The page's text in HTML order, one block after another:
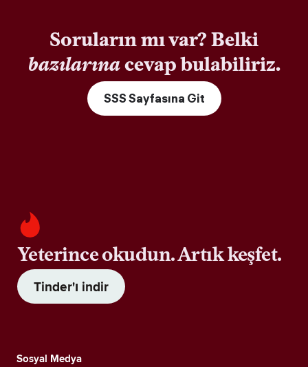
Soruların mı var? Belki
bazılarınacevap bulabiliriz.
SSS Sayfasına Git
Yeterince okudun. Artık keşfet.
Tinder'ı indir
Sosyal Medya